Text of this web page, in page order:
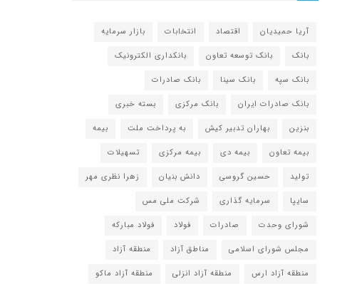
آریا حمیدیان اقتصاد انتخابات
بازار سرمایه
بانک
بانک توسعه تعاون
بانکداری الکترونیک
بانک سپه
بانک سینا
بانک صادرات
بانک صادرات ایران
بانک مرکزی
بسته خبری
بنزین
بهاران تدبیر کیش به پرداخت ملت
بیمه
بیمه تعاون
بیمه دی بیمه مرکزی
تسهیلات
تولید
حسین گروسی دانش بنیان
زهرا نظری مهر
سایپا
سرمایه گذاری
شرکت ملی مس
شورای وحدت
صادرات فولاد
فولاد مبارکه
مجلس شورای اسلامی
مناطق آزاد
منطقه آزاد
منطقه آزاد ارس
منطقه آزاد انزلی
منطقه آزاد ماکو